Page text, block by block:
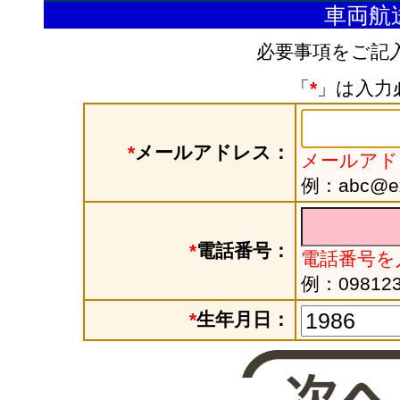
車両航
必要事項をご記
「 *」は入力
*メールアドレス：
メールア
例：
*電話番号：
電話番号
例：
*生年月日：